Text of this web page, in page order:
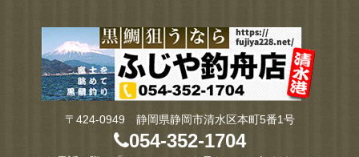
〒424-0949 静岡県静岡市清水区本町5番1号
054-352-1704